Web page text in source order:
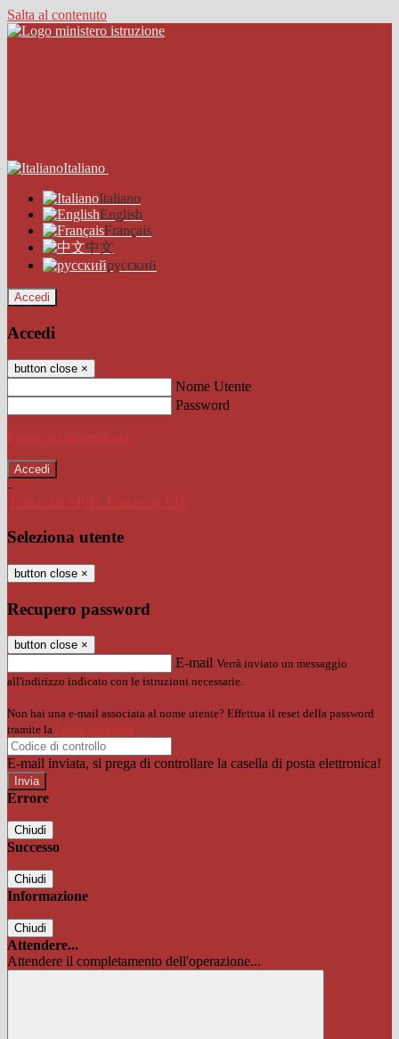
Salta al contenuto
Italiano
Italiano
English
Français
中文
русский
Accedi
Accedi
button close ×
Nome Utente
Password
Password dimenticata?
-
Entra con SPID
Entra con CIE
Seleziona utente
button close ×
Recupero password
button close ×
E-mail Verrà inviato un messaggio
all'indirizzo indicato con le istruzioni necessarie.
Non hai una e-mail associata al nome utente? Effettua il reset della password
tramite la Login Spaggiari
E-mail inviata, si prega di controllare la casella di posta elettronica!
Errore
Chiudi
Successo
Chiudi
Informazione
Chiudi
Attendere...
Attendere il completamento dell'operazione...